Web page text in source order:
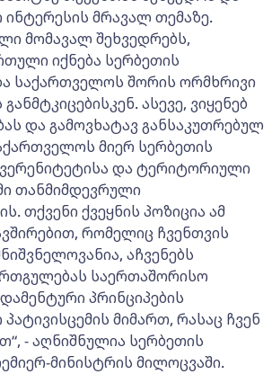
ინტერესის მრავალ თემაზე.
მომავალ შეხვედრებს,
იქნება სერბეთის
საქართველოს შორის ორმხრივი
ასევე, ვიყენებ
და გამოვხატავ განსაკუთრებულ
მიერ სერბეთის
და ტერიტორიული
თანმიმდევრული
თქვენი ქვეყნის პოზიცია ამ
რომელიც ჩვენთვის
აჩვენებს
საერთაშორისო
პრინციპების
მიმართ, რასაც ჩვენ
- აღნიშნულია სერბეთის
მინისტრის მილოცვაში.